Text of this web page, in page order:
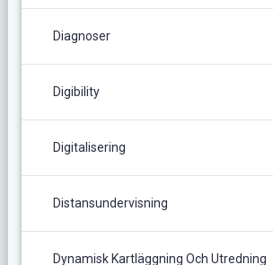
Diagnoser
Digibility
Digitalisering
Distansundervisning
Dynamisk Kartläggning Och Utredning